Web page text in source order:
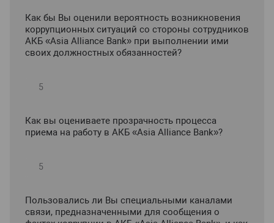
Как бы Вы оценили вероятность возникновения
коррупционных ситуаций со стороны сотрудников
АКБ «Asia Alliance Bank» при выполнении ими
своих должностных обязанностей?
Как вы оцениваете прозрачность процесса
приема на работу в АКБ «Asia Alliance Bank»?
Пользовались ли Вы специальными каналами
связи, предназначенными для сообщения о